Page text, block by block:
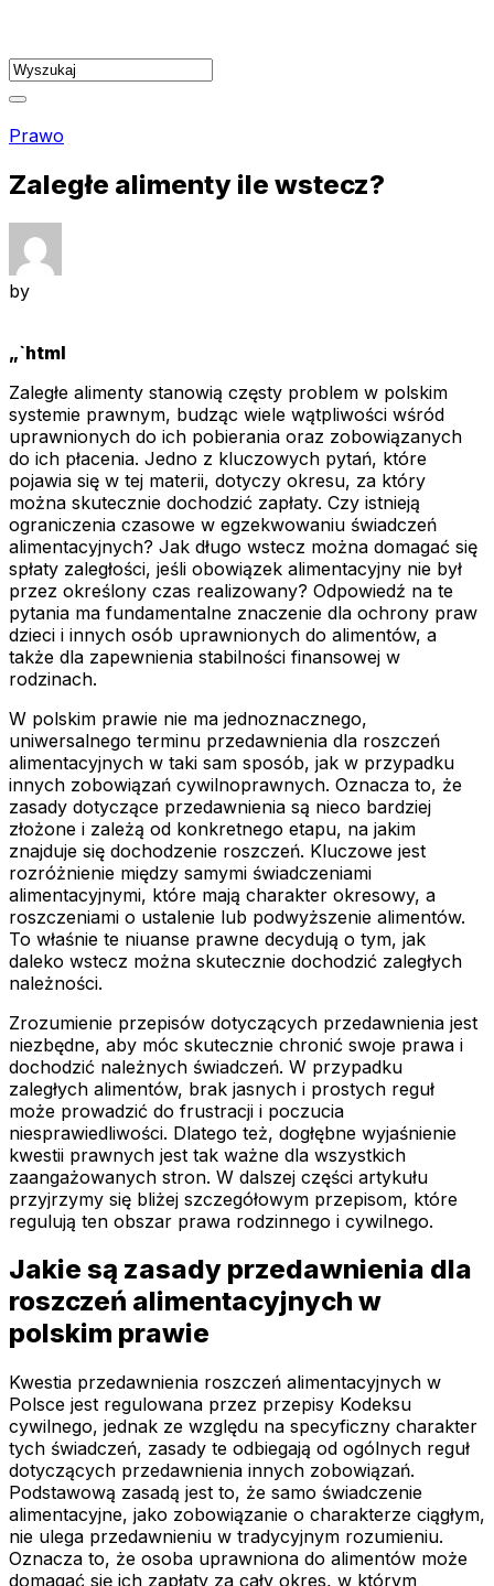
content
Prawo
Zaległe alimenty ile wstecz?
by
„`html
Zaległe alimenty stanowią częsty problem w polskim
systemie prawnym, budząc wiele wątpliwości wśród
uprawnionych do ich pobierania oraz zobowiązanych
do ich płacenia. Jedno z kluczowych pytań, które
pojawia się w tej materii, dotyczy okresu, za który
można skutecznie dochodzić zapłaty. Czy istnieją
ograniczenia czasowe w egzekwowaniu świadczeń
alimentacyjnych? Jak długo wstecz można domagać się
spłaty zaległości, jeśli obowiązek alimentacyjny nie był
przez określony czas realizowany? Odpowiedź na te
pytania ma fundamentalne znaczenie dla ochrony praw
dzieci i innych osób uprawnionych do alimentów, a
także dla zapewnienia stabilności finansowej w
rodzinach.
W polskim prawie nie ma jednoznacznego,
uniwersalnego terminu przedawnienia dla roszczeń
alimentacyjnych w taki sam sposób, jak w przypadku
innych zobowiązań cywilnoprawnych. Oznacza to, że
zasady dotyczące przedawnienia są nieco bardziej
złożone i zależą od konkretnego etapu, na jakim
znajduje się dochodzenie roszczeń. Kluczowe jest
rozróżnienie między samymi świadczeniami
alimentacyjnymi, które mają charakter okresowy, a
roszczeniami o ustalenie lub podwyższenie alimentów.
To właśnie te niuanse prawne decydują o tym, jak
daleko wstecz można skutecznie dochodzić zaległych
należności.
Zrozumienie przepisów dotyczących przedawnienia jest
niezbędne, aby móc skutecznie chronić swoje prawa i
dochodzić należnych świadczeń. W przypadku
zaległych alimentów, brak jasnych i prostych reguł
może prowadzić do frustracji i poczucia
niesprawiedliwości. Dlatego też, dogłębne wyjaśnienie
kwestii prawnych jest tak ważne dla wszystkich
zaangażowanych stron. W dalszej części artykułu
przyjrzymy się bliżej szczegółowym przepisom, które
regulują ten obszar prawa rodzinnego i cywilnego.
Jakie są zasady przedawnienia dla
roszczeń alimentacyjnych w
polskim prawie
Kwestia przedawnienia roszczeń alimentacyjnych w
Polsce jest regulowana przez przepisy Kodeksu
cywilnego, jednak ze względu na specyficzny charakter
tych świadczeń, zasady te odbiegają od ogólnych reguł
dotyczących przedawnienia innych zobowiązań.
Podstawową zasadą jest to, że samo świadczenie
alimentacyjne, jako zobowiązanie o charakterze ciągłym,
nie ulega przedawnieniu w tradycyjnym rozumieniu.
Oznacza to, że osoba uprawniona do alimentów może
domagać się ich zapłaty za cały okres, w którym